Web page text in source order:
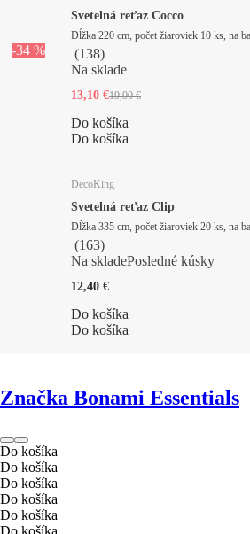
-34 %
Svetelná reťaz Cocco
Dĺžka 220 cm, počet žiaroviek 10 ks, na
(138)
Na sklade
13,10 €19,90 €
Do košíka
Do košíka
DecoKing
Svetelná reťaz Clip
Dĺžka 335 cm, počet žiaroviek 20 ks, na
(163)
Na skladePosledné kúsky
12,40 €
Do košíka
Do košíka
Značka Bonami Essentials
Do košíka
Do košíka
Do košíka
Do košíka
Do košíka
Do košíka